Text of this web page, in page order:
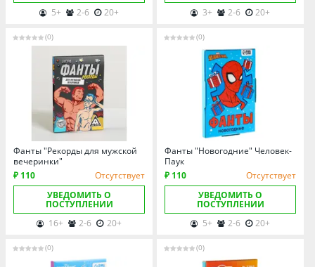
5+
2-6 20+
3+
2-6 20+
(0)
Фанты "Рекорды для мужской
вечеринки"
₽ 110
Отсутствует
УВЕДОМИТЬ О
ПОСТУПЛЕНИИ
16+
2-6 20+
(0)
Фанты "Новогодние" Человек-
Паук
₽ 110
Отсутствует
УВЕДОМИТЬ О
ПОСТУПЛЕНИИ
5+
2-6 20+
(0) (0)